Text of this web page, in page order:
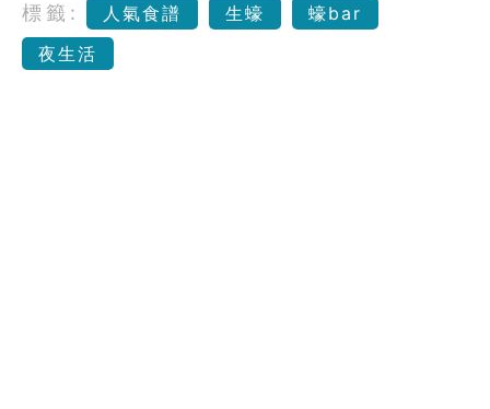
標籤: 人氣食譜 生蠔
蠔bar
夜生活